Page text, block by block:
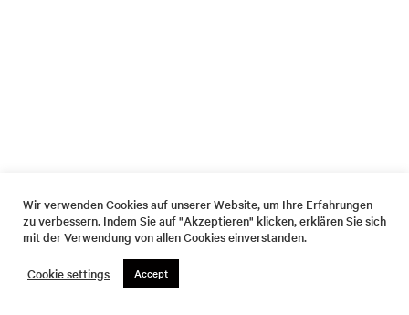
Wir verwenden Cookies auf unserer Website, um Ihre Erfahrungen
zu verbessern. Indem Sie auf "Akzeptieren" klicken, erklären Sie sich
mit der Verwendung von allen Cookies einverstanden.
Cookie settings Accept